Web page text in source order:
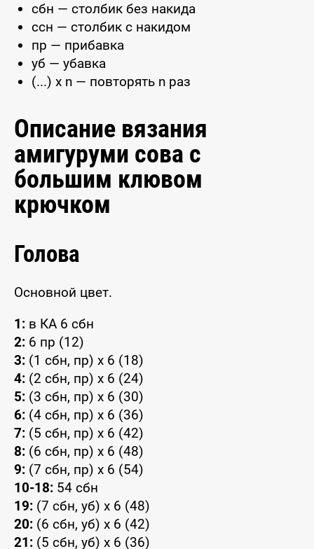
сбн — столбик без накида
ссн — столбик с накидом
пр — прибавка
уб — убавка
(...) x n — повторять n раз
Описание вязания
амигуруми сова с
большим клювом
крючком
Голова
Основной цвет.
1: в КА 6 сбн
2: 6 пр (12)
3: (1 сбн, пр) x 6 (18)
4: (2 сбн, пр) x 6 (24)
5: (3 сбн, пр) x 6 (30)
6: (4 сбн, пр) x 6 (36)
7: (5 сбн, пр) x 6 (42)
8: (6 сбн, пр) x 6 (48)
9: (7 сбн, пр) x 6 (54)
10-18: 54 сбн
19: (7 сбн, уб) x 6 (48)
20: (6 сбн, уб) x 6 (42)
21: (5 сбн, уб) x 6 (36)